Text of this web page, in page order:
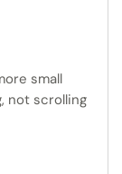
small
not scrolling